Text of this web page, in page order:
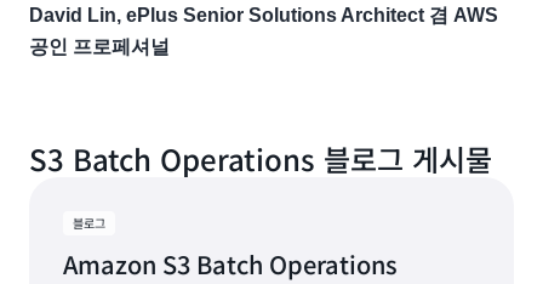
David Lin, ePlus Senior Solutions Architect 겸 AWS
공인 프로페셔널
S3 Batch Operations 블로그 게시물
블로그
Amazon S3 Batch Operations